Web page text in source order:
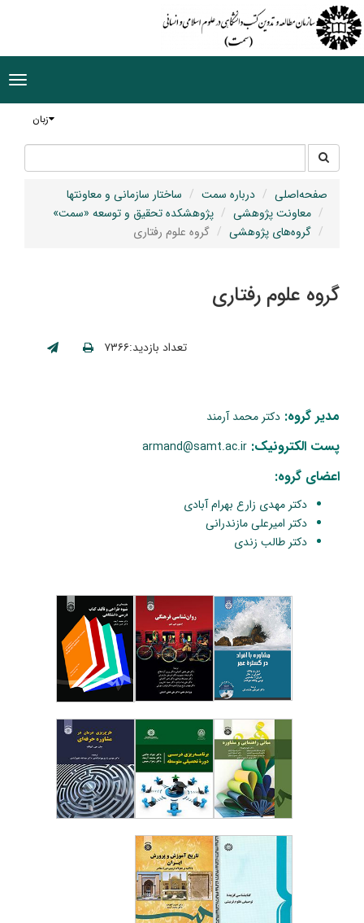
زبان
جستجو
در
سایت
صفحه‌اصلی درباره سمت
ساختار سازمانی و معاونتها
معاونت پژوهشی
پژوهشکده تحقیق و توسعه «سمت»
گروه‌های پژوهشی
گروه علوم رفتاری
گروه علوم رفتاری
تعداد بازدید:۷۳۶۶
مدیر گروه: دکتر محمد آرمند
پست الکترونیک: armand@samt.ac.ir
اعضای گروه:
دکتر مهدی زارع بهرام آبادی
دکتر امیرعلی مازندرانی
دکتر طالب زندی